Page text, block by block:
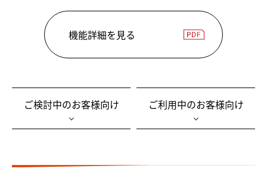
機能詳細を見る
ご検討中のお客様向け ご利用中のお客様向け